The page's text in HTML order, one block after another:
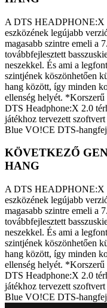
A DTS HEADPHONE:X
eszközének legújabb
magasabb szintre emeli a
továbbfejlesztett
neszekkel. És ami a
szintjének köszönhetően
hang között, így minden
ellenség helyét.
DTS Headphone:X 2.0
játékhoz tervezett
Blue VO!CE DTS-
KÖVETKEZŐ
HANG
A DTS HEADPHONE:X
eszközének legújabb
magasabb szintre emeli a
továbbfejlesztett
neszekkel. És ami a
szintjének köszönhetően
hang között, így minden
ellenség helyét.
DTS Headphone:X 2.0
játékhoz tervezett
Blue VO!CE DTS-